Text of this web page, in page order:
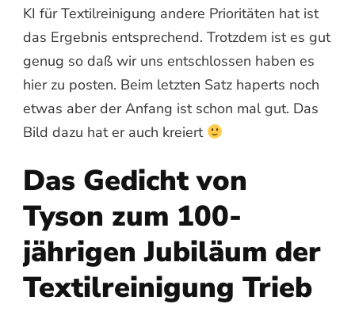
KI für Textilreinigung andere Prioritäten hat ist
das Ergebnis entsprechend. Trotzdem ist es gut
genug so daß wir uns entschlossen haben es
hier zu posten. Beim letzten Satz haperts noch
etwas aber der Anfang ist schon mal gut. Das
Bild dazu hat er auch kreiert
Das Gedicht von
Tyson zum 100-
jährigen Jubiläum der
Textilreinigung Trieb